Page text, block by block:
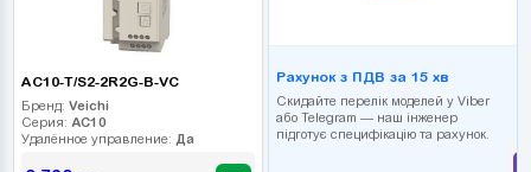
AC10-T/S2-2R2G-B-VC
Бренд: Veichi
Серия: AC10
Удалённое управление: Да
Рахунок з ПДВ за 15 хв
Скидайте перелік моделей у Viber
або Telegram — наш інженер
підготує специфікацію та рахунок.